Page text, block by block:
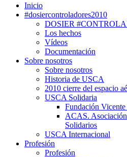
Inicio
#dosiercontroladores2010
DOSIER
Los hechos
Vídeos
Documentación
Sobre nosotros
Sobre nosotros
Historia de USCA
2010 cierre del espacio
USCA Solidaria
Fundación Vicente
ACAS.
Solidarios
USCA Internacional
Profesión
Profesión